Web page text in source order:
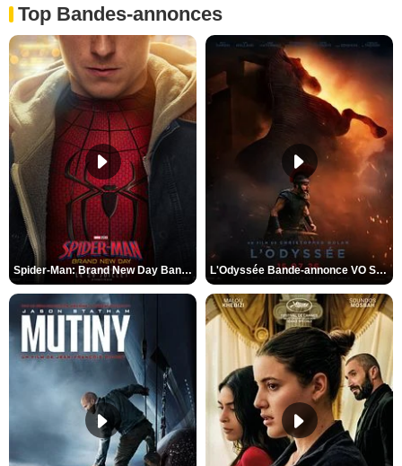
Top Bandes-annonces
Spider-Man: Brand New Day Bande-annonce VO STFR L'Odyssée Bande-annonce VO STFR